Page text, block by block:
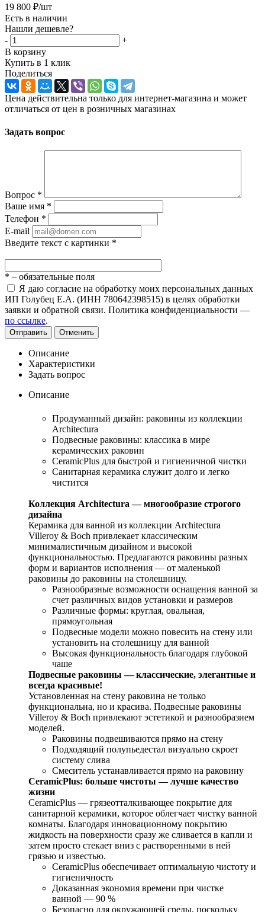
19 800 ₽/шт
Есть в наличии
Нашли дешевле?
-
+
В корзину
Купить в 1 клик
Поделиться
Цена действительна только для интернет-магазина и может
отличаться от цен в розничных магазинах
Задать вопрос
Вопрос *
Ваше имя *
Телефон *
E-mail
Введите текст с картинки *
* – обязательные поля
Я даю согласие на обработку моих персональных данных
ИП Голубец Е.А. (ИНН 780642398515) в целях обработки
заявки и обратной связи. Политика конфиденциальности —
по ссылке.
Отправить Отменить
Описание
Характеристики
Задать вопрос
Описание
Продуманный дизайн: раковины из коллекции
Architectura
Подвесные раковины: классика в мире
керамических раковин
CeramicPlus для быстрой и гигиеничной чистки
Санитарная керамика служит долго и легко
чистится
Коллекция Architectura — многообразие строгого
дизайна
Керамика для ванной из коллекции Architectura
Villeroy & Boch привлекает классическим
минималистичным дизайном и высокой
функциональностью. Предлагаются раковины разных
форм и вариантов исполнения — от маленькой
раковины до раковины на столешницу.
Разнообразные возможности оснащения ванной за
счет различных видов установки и размеров
Различные формы: круглая, овальная,
прямоугольная
Подвесные модели можно повесить на стену или
установить на столешницу для ванной
Высокая функциональность благодаря глубокой
чаше
Подвесные раковины — классические, элегантные и
всегда красивые!
Установленная на стену раковина не только
функциональна, но и красива. Подвесные раковины
Villeroy & Boch привлекают эстетикой и разнообразием
моделей.
Раковины подвешиваются прямо на стену
Подходящий полупьедестал визуально скроет
систему слива
Смеситель устанавливается прямо на раковину
CeramicPlus: больше чистоты — лучше качество
жизни
CeramicPlus — грязеотталкивающее покрытие для
санитарной керамики, которое облегчает чистку ванной
комнаты. Благодаря инновационному покрытию
жидкость на поверхности сразу же сливается в капли и
затем просто стекает вниз с растворенными в ней
грязью и известью.
CeramicPlus обеспечивает оптимальную чистоту и
гигиеничность
Доказанная экономия времени при чистке
ванной — 90 %
Безопасно для окружающей среды, поскольку